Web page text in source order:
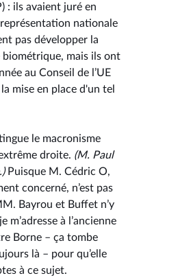
: ils avaient juré en
nationale
pas développer la
biométrique, mais ils ont
au Conseil de l’UE
mise en place d'un tel
le macronisme
droite. (M. Paul
Puisque M. Cédric O,
concerné, n’est pas
Bayrou et Buffet n’y
m’adresse à l’ancienne
Borne – ça tombe
là – pour qu’elle
à ce sujet.